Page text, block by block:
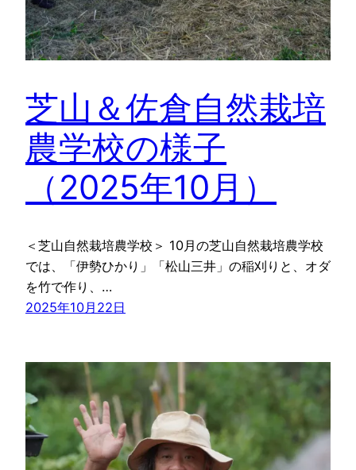
芝山＆佐倉自然栽培
農学校の様子
（2025年10月）
＜芝山自然栽培農学校＞ 10月の芝山自然栽培農学校
では、「伊勢ひかり」「松山三井」の稲刈りと、オダ
を竹で作り、…
2025年10月22日